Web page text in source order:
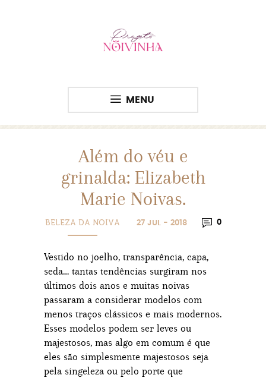
MENU
Além do véu e
grinalda: Elizabeth
Marie Noivas.
BELEZA DA NOIVA 27 JUL - 2018 0
Vestido no joelho, transparência, capa,
seda… tantas tendências surgiram nos
últimos dois anos e muitas noivas
passaram a considerar modelos com
menos traços clássicos e mais modernos.
Esses modelos podem ser leves ou
majestosos, mas algo em comum é que
eles são simplesmente majestosos seja
pela singeleza ou pelo porte que